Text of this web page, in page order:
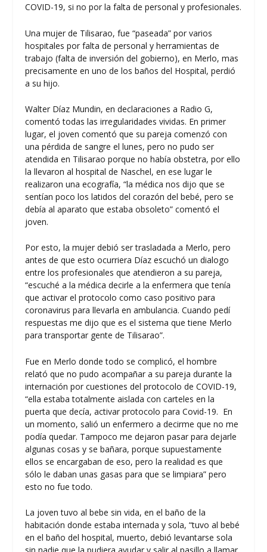
COVID-19, si no por la falta de personal y profesionales.
Una mujer de Tilisarao, fue “paseada” por varios
hospitales por falta de personal y herramientas de
trabajo (falta de inversión del gobierno), en Merlo, mas
precisamente en uno de los baños del Hospital, perdió
a su hijo.
Walter Díaz Mundin, en declaraciones a Radio G,
comentó todas las irregularidades vividas. En primer
lugar, el joven comentó que su pareja comenzó con
una pérdida de sangre el lunes, pero no pudo ser
atendida en Tilisarao porque no había obstetra, por ello
la llevaron al hospital de Naschel, en ese lugar le
realizaron una ecografía, “la médica nos dijo que se
sentían poco los latidos del corazón del bebé, pero se
debía al aparato que estaba obsoleto” comentó el
joven.
Por esto, la mujer debió ser trasladada a Merlo, pero
antes de que esto ocurriera Díaz escuchó un dialogo
entre los profesionales que atendieron a su pareja,
“escuché a la médica decirle a la enfermera que tenía
que activar el protocolo como caso positivo para
coronavirus para llevarla en ambulancia. Cuando pedí
respuestas me dijo que es el sistema que tiene Merlo
para transportar gente de Tilisarao”.
Fue en Merlo donde todo se complicó, el hombre
relató que no pudo acompañar a su pareja durante la
internación por cuestiones del protocolo de COVID-19,
“ella estaba totalmente aislada con carteles en la
puerta que decía, activar protocolo para Covid-19. En
un momento, salió un enfermero a decirme que no me
podía quedar. Tampoco me dejaron pasar para dejarle
algunas cosas y se bañara, porque supuestamente
ellos se encargaban de eso, pero la realidad es que
sólo le daban unas gasas para que se limpiara” pero
esto no fue todo.
La joven tuvo al bebe sin vida, en el baño de la
habitación donde estaba internada y sola, “tuvo al bebé
en el baño del hospital, muerto, debió levantarse sola